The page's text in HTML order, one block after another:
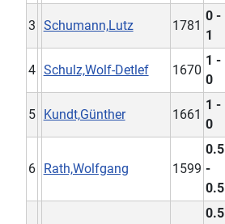
3 Schumann,Lutz 1781
0 -
1
4 Schulz,Wolf-Detlef 1670
1 -
0
5 Kundt,Günther 1661
1 -
0
6 Rath,Wolfgang 1599
0.5
-
0.5
0.5